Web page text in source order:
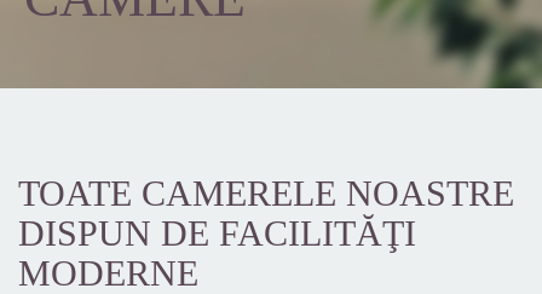
TOATE CAMERELE NOASTRE
DISPUN DE FACILITĂŢI
MODERNE